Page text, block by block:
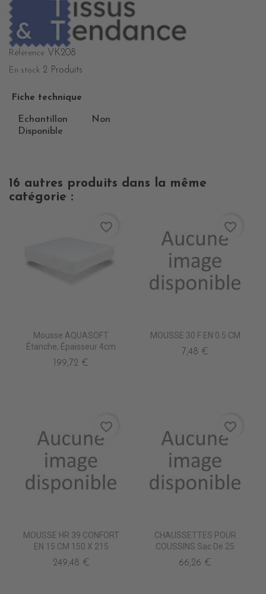
Référence VK208
En stock 2 Produits
Fiche technique
Echantillon
Disponible
Non
16 autres produits dans la même
catégorie :
Mousse AQUASOFT
Étanche, Épaisseur 4cm
199,72 €
favorite_border
MOUSSE 30 F EN 0.5 CM
7,48 €
favorite_border
MOUSSE HR 39 CONFORT
EN 15 CM 150 X 215
249,48 €
favorite_border
CHAUSSETTES POUR
COUSSINS Sac De 25
66,26 €
favorite_border